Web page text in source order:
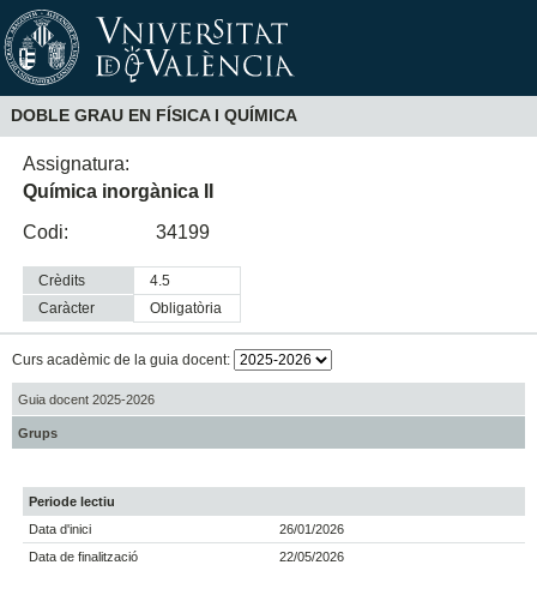
DOBLE GRAU EN FÍSICA I QUÍMICA
Assignatura:
Química inorgànica II
Codi:
34199
Crèdits
4.5
Caràcter
obligatòria
Curs acadèmic de la guia docent:
Guia docent 2025-2026
Grups
Periode lectiu
Data d'inici
26/01/2026
Data de finalització
22/05/2026